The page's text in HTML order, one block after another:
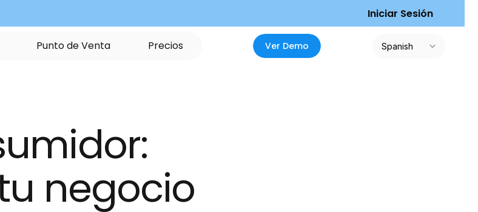
Iniciar Sesión
PuntodeVenta Precios Ver Demo Spanish
negocio